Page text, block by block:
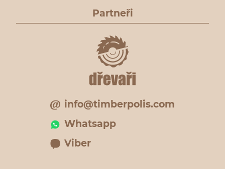
Partneři
info@timberpolis.com
Whatsapp
Viber